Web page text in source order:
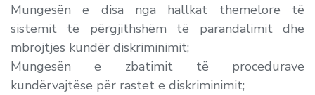
Mungesën e disa nga hallkat themelore të
sistemit të përgjithshëm të parandalimit dhe
mbrojtjes kundër diskriminimit;
Mungesën e zbatimit të procedurave
kundërvajtëse për rastet e diskriminimit;